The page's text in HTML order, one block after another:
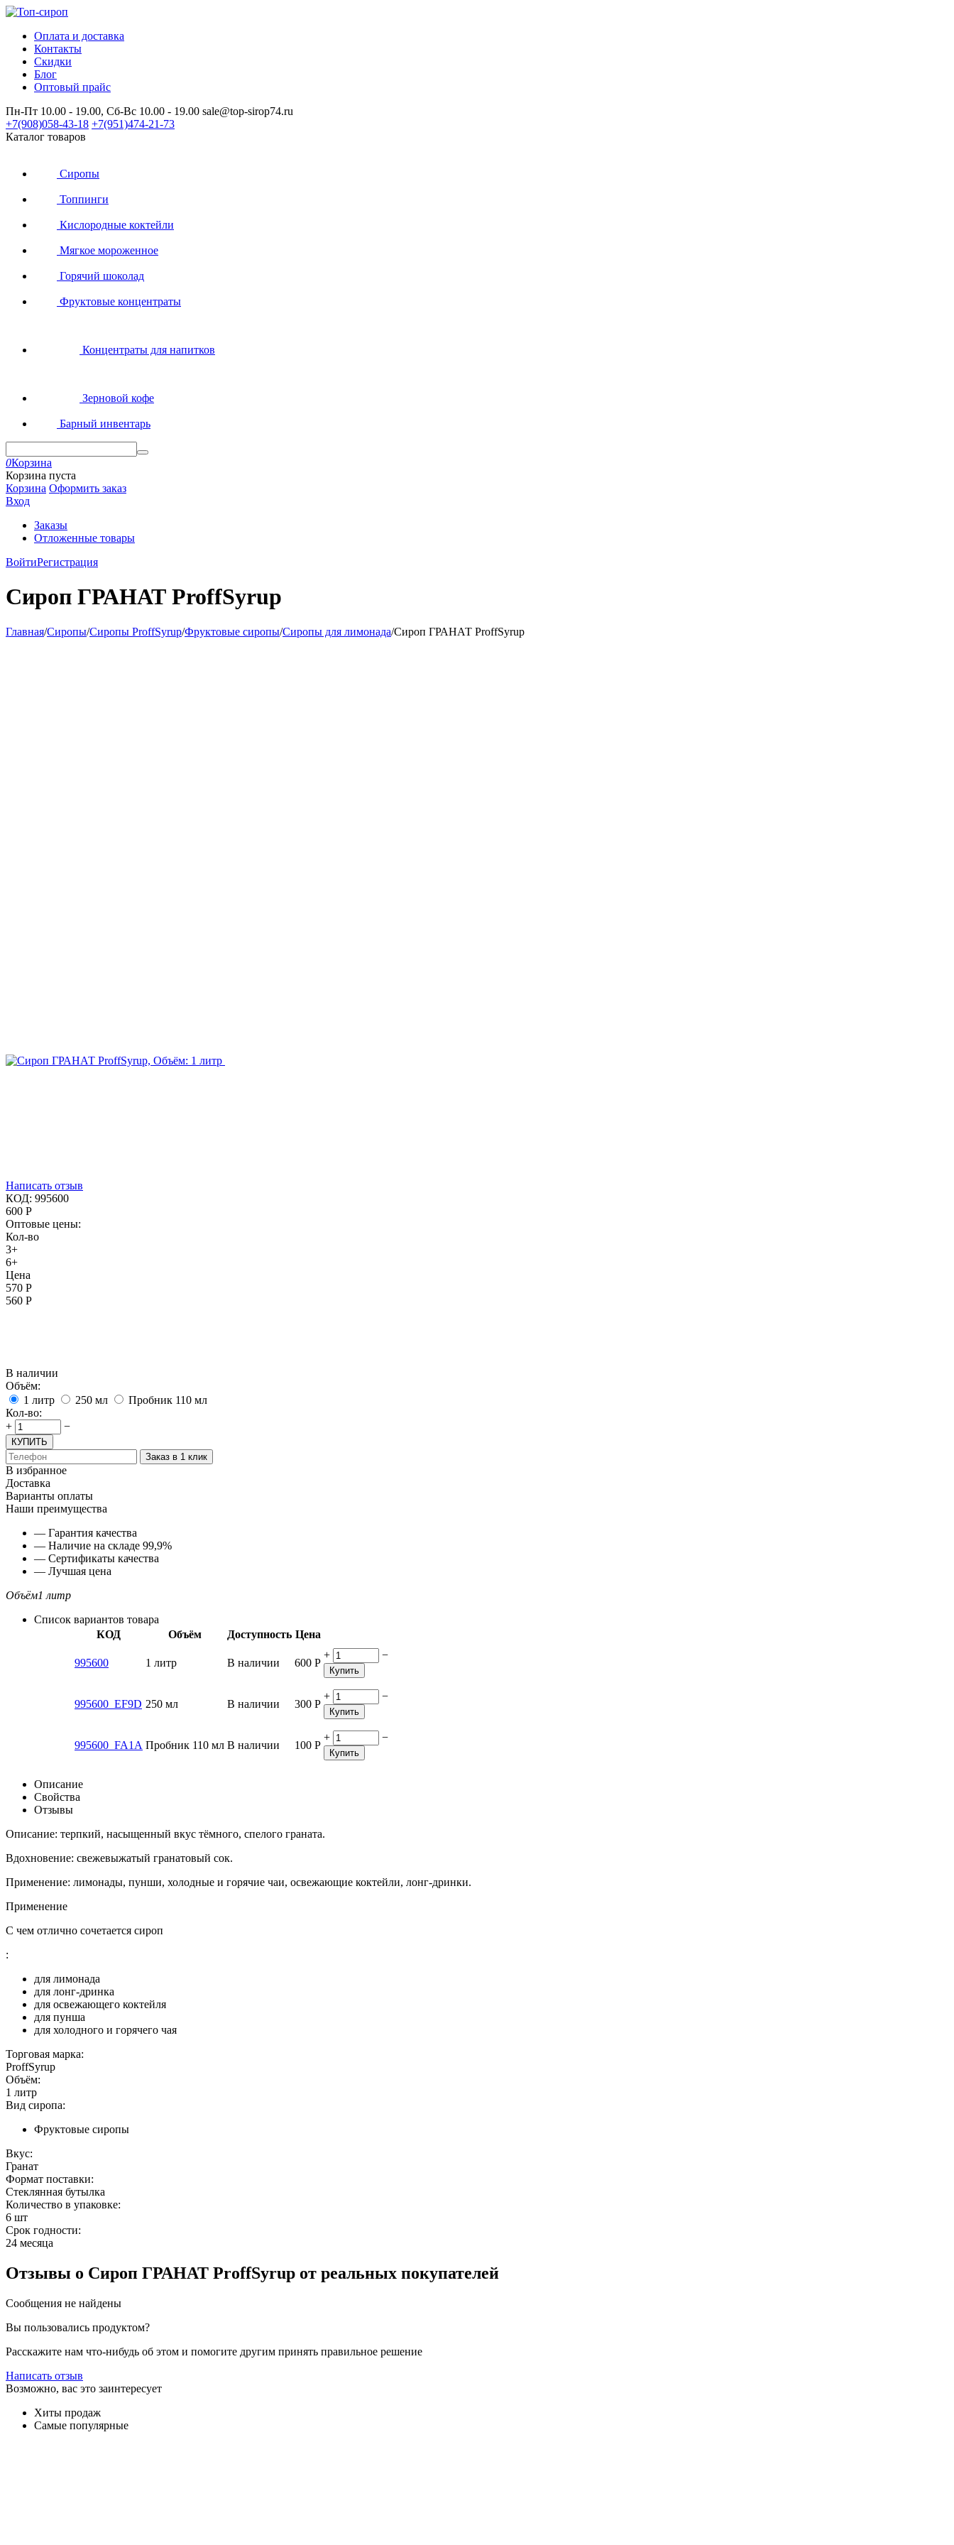
Оплата и доставка
Контакты
Скидки
Блог
Оптовый прайс
Пн-Пт 10.00 - 19.00, Сб-Вс 10.00 - 19.00 sale@top-sirop74.ru
+7(908)058-43-18 +7(951)474-21-73
Каталог товаров
Сиропы
Топпинги
Кислородные коктейли
Мягкое мороженное
Горячий шоколад
Фруктовые концентраты
Концентраты для напитков
Зерновой кофе
Барный инвентарь
0Корзина
Корзина пуста
Корзина Оформить заказ
Вход
Заказы
Отложенные товары
ВойтиРегистрация
Сироп ГРАНАТ ProffSyrup
Главная/Сиропы/Сиропы ProffSyrup/Фруктовые сиропы/Сиропы для лимонада/Сироп ГРАНАТ ProffSyrup
Написать отзыв
КОД: 995600
600 Р
Оптовые цены:
Кол-во
3+
6+
Цена
570 Р
560 Р
В наличии
Объём:
1 литр
250 мл
Пробник 110 мл
Кол-во:
+
−
КУПИТЬ
Заказ в 1 клик
В избранное
Доставка
Варианты оплаты
Наши преимущества
— Гарантия качества
— Наличие на складе 99,9%
— Сертификаты качества
— Лучшая цена
Объём1 литр
Список вариантов товара
КОД
Объём Доступность Цена
995600 1 литр В наличии 600 Р
+ −
Купить
995600_EF9D 250 мл В наличии 300 Р
+ −
Купить
995600_FA1A Пробник 110 мл В наличии 100 Р
+ −
Купить
Описание
Свойства
Отзывы
Описание: терпкий, насыщенный вкус тёмного, спелого граната.
Вдохновение: свежевыжатый гранатовый сок.
Применение: лимонады, пунши, холодные и горячие чаи, освежающие коктейли, лонг-дринки.
Применение
С чем отлично сочетается сироп
:
для лимонада
для лонг-дринка
для освежающего коктейля
для пунша
для холодного и горячего чая
Торговая марка:
ProffSyrup
Объём:
1 литр
Вид сиропа:
Фруктовые сиропы
Вкус:
Гранат
Формат поставки:
Стеклянная бутылка
Количество в упаковке:
6 шт
Срок годности:
24 месяца
Отзывы о Сироп ГРАНАТ ProffSyrup от реальных покупателей
Сообщения не найдены
Вы пользовались продуктом?
Расскажите нам что-нибудь об этом и помогите другим принять правильное решение
Написать отзыв
Возможно, вас это заинтересует
Хиты продаж
Самые популярные